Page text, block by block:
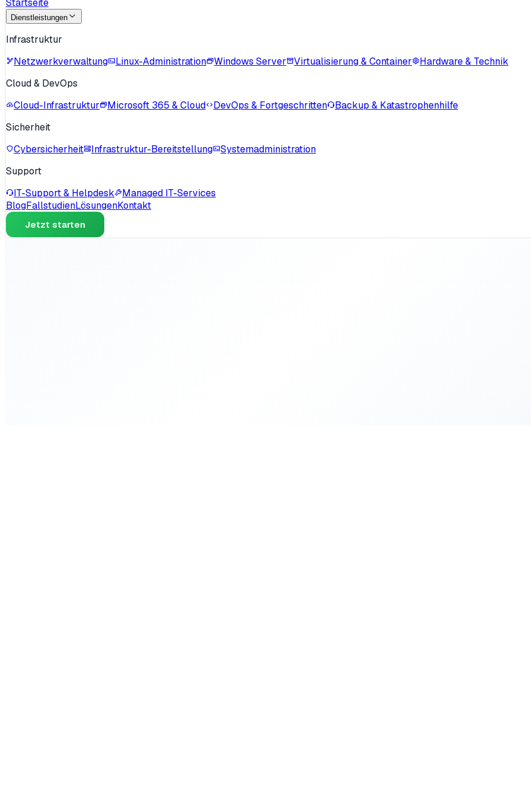
Startseite
Dienstleistungen
Infrastruktur
Netzwerkverwaltung
Linux-Administration Windows Server Virtualisierung & Container
Hardware & Technik
Cloud & DevOps
Cloud-Infrastruktur
Microsoft 365 & Cloud DevOps & Fortgeschritten
Backup & Katastrophenhilfe
Sicherheit
Cybersicherheit
Infrastruktur-Bereitstellung
Systemadministration
Support
IT-Support & Helpdesk
Managed IT-Services
BlogFallstudienLösungenKontakt
Jetzt starten